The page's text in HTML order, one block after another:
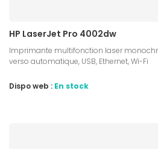
HP LaserJet Pro 4002dw
Imprimante multifonction laser
verso automatique, USB, Ethernet, Wi-Fi
Dispo web : En stock